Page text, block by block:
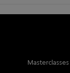
Masterclasses